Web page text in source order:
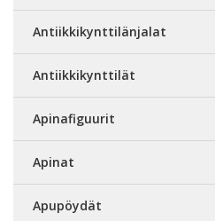
Antiikkikynttilänjalat
Antiikkikynttilät
Apinafiguurit
Apinat
Apupöydät